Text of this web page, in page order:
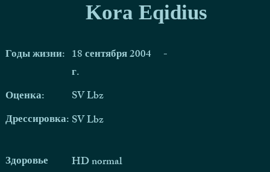
Kora Eqidius
Годы жизни: 18 сентября 2004
г.
-
Оценка:
SV Lbz
Дрессировка: SV Lbz
Здоровье
HD normal